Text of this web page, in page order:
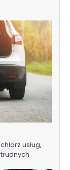
usług,